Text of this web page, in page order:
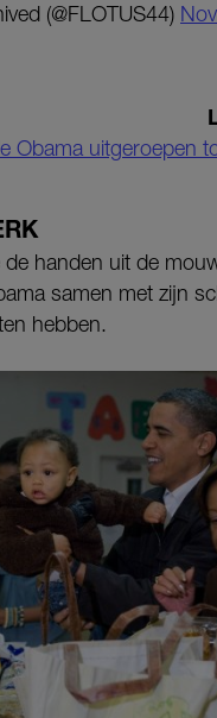
(@FLOTUS44)
Obama uitgeroepen
de handen uit de
samen met zijn
hebben.